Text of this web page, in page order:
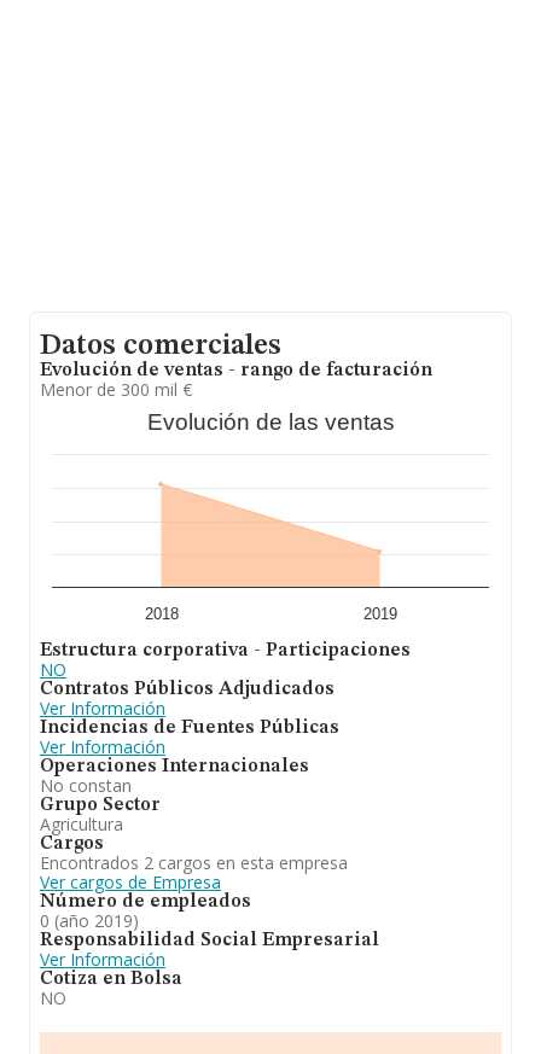
Datos comerciales
Evolución de ventas - rango de facturación
Menor de 300 mil €
Evolución de las ventas
2018 2019
Estructura corporativa - Participaciones
NO
Contratos Públicos Adjudicados
Ver Información
Incidencias de Fuentes Públicas
Ver Información
Operaciones Internacionales
No constan
Grupo Sector
Agricultura
Cargos
Encontrados 2 cargos en esta empresa
Ver cargos de Empresa
Número de empleados
0 (año 2019)
Responsabilidad Social Empresarial
Ver Información
Cotiza en Bolsa
NO